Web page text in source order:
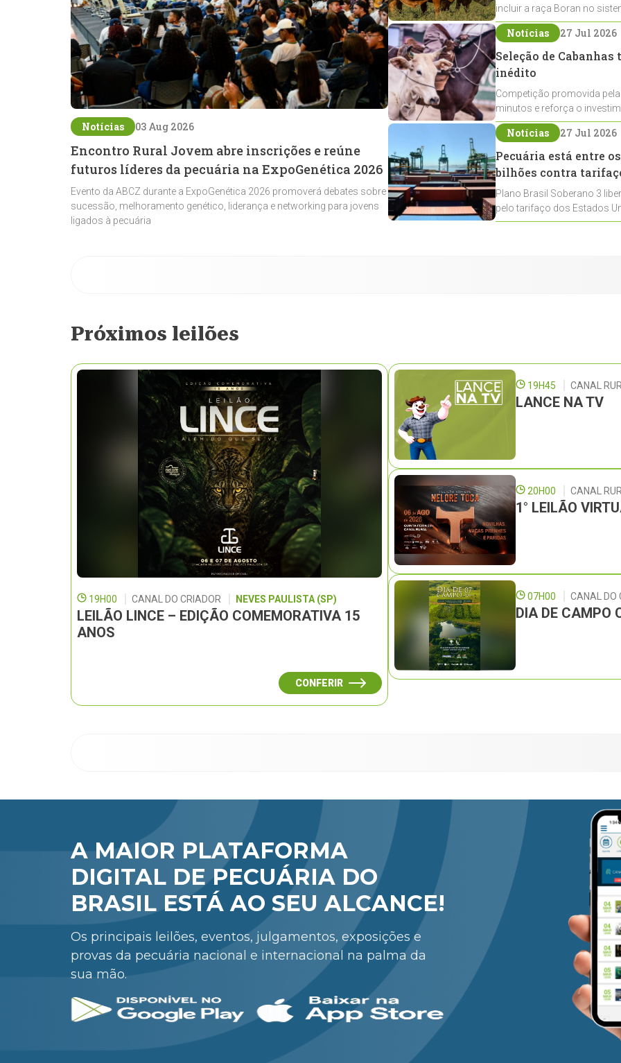
Notícias 03 Aug 2026
Encontro Rural Jovem abre inscrições e reúne
futuros líderes da pecuária na ExpoGenética 2026
Evento da ABCZ durante a ExpoGenética 2026 promoverá debates sobre
sucessão, melhoramento genético, liderança e networking para jovens
ligados à pecuária
incluir a raça Boran no
expansão na pecuária
Notícias 27 Jul 2026
Seleção de
inédito
Competição promovida
minutos e reforça o
Crioulos voltados ao laço
Notícias 27 Jul 2026
Pecuária está entre
bilhões contra
Plano Brasil Soberano 3
pelo tarifaço dos Estados
contemplados
Próximos leilões
19H00 CANAL DO CRIADOR NEVES PAULISTA (SP)
LEILÃO LINCE – EDIÇÃO COMEMORATIVA 15
ANOS
CONFERIR
19H45 CANAL
LANCE NA TV
20H00 CANAL
1° LEILÃO
07H00 CANAL DO
DIA DE CAMPO
A MAIOR PLATAFORMA
DIGITAL DE PECUÁRIA DO
BRASIL ESTÁ AO SEU ALCANCE!
Os principais leilões, eventos, julgamentos, exposições e
provas da pecuária nacional e internacional na palma da
sua mão.